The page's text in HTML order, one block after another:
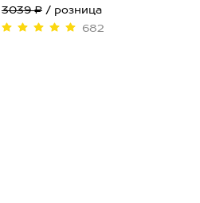
3039 ₽ / розница
682